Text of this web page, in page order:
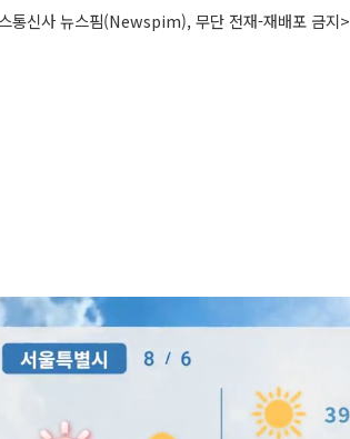
통신사 뉴스핌(Newspim), 무단 전재-재배포 금지>